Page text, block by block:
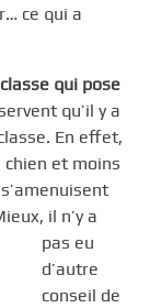
ce qui a
qui pose
qu’il y a
En effet,
chien et moins
il n’y a
pas eu
d’autre
conseil de